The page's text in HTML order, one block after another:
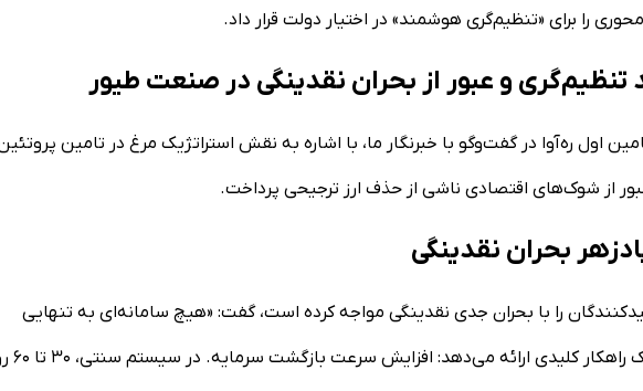
را برای «تنظیم‌گری هوشمند» در اختیار دولت قرار داد.
تنظیم‌گری و عبور از بحران نقدینگی در صنعت طیور
اول ره‌آوا در گفت‌و‌گو با خبرنگار ما، با اشاره به نقش استراتژیک مرغ در تامین
عبور از شوک‌های اقتصادی ناشی از حذف ارز ترجیحی پرداخت.
بحران نقدینگی
را با بحران جدی نقدینگی مواجه کرده است، گفت: «هیچ سامانه‌ای به تنهایی
معجزه‌گر نیست، اما در شرایط